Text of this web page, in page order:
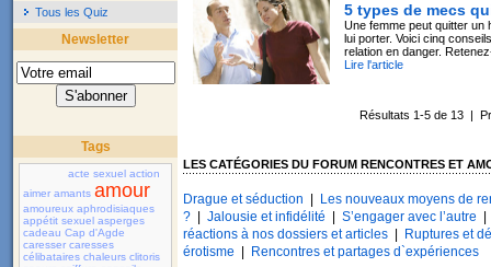
Tous les Quiz
Newsletter
Tags
acte sexuel action
aimer amants amour
amoureux aphrodisiaques
appétit sexuel asperges
cadeau Cap d'Agde
caresser caresses
célibataires chaleurs clitoris
5 types de mecs
Une femme peut quitter un
lui porter. Voici cinq
relation en danger.
Lire l'article
Résultats 1-5 de 13 |
LES CATÉGORIES DU FORUM RENCONTRES ET
Drague et séduction
Les nouveaux moyens de
?
Jalousie et infidélité S’engager avec l’autre
réactions à nos dossiers et articles
Ruptures et
érotisme
Rencontres et partages d`expériences